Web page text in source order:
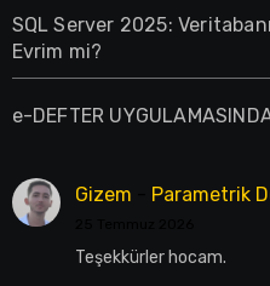
SQL Server 2025:
Evrim mi?
e-DEFTER
Gizem Parametrik
Teşekkürler hocam.